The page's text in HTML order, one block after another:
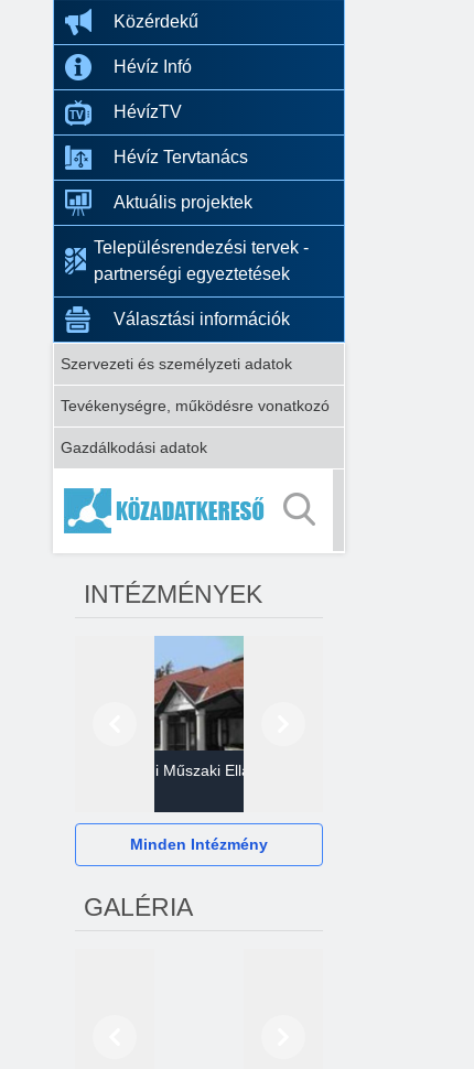
Közérdekű
Hévíz Infó
HévízTV
Hévíz Tervtanács
Aktuális projektek
Településrendezési tervek -
partnerségi egyeztetések
Választási információk
Szervezeti és személyzeti adatok
Tevékenységre, működésre vonatkozó
Gazdálkodási adatok
INTÉZMÉNYEK
Gazdasági Műszaki Ellátó
Minden Intézmény
GALÉRIA